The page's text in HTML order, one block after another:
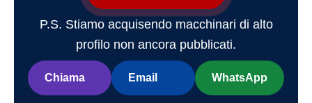
P.S. Stiamo acquisendo macchinari di alto
profilo non ancora pubblicati.
Chiama Email WhatsApp